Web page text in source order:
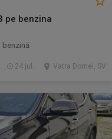
pe benzina
Vatra Dornei, SV
24 jul.